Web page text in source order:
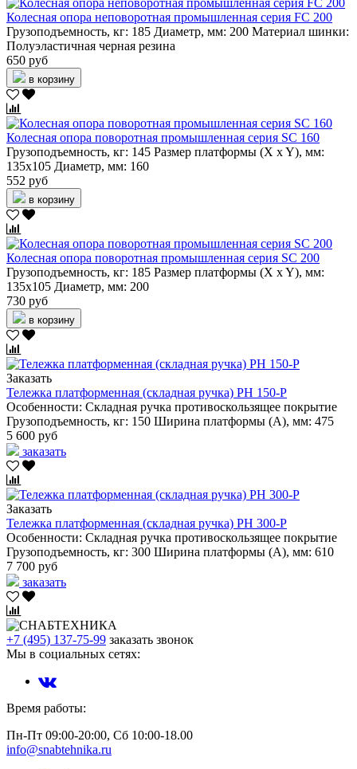
Колесная опора неповоротная промышленная серия FC 200
Грузоподъемность, кг: 185 Диаметр, мм: 200 Материал шинки:
Полуэластичная черная резина
650 руб
в корзину
Колесная опора поворотная промышленная серия SC 160
Грузоподъемность, кг: 145 Размер платформы (X x Y), мм:
135х105 Диаметр, мм: 160
552 руб
в корзину
Колесная опора поворотная промышленная серия SC 200
Грузоподъемность, кг: 185 Размер платформы (X x Y), мм:
135х105 Диаметр, мм: 200
730 руб
в корзину
Заказать
Тележка платформенная (складная ручка) PH 150-P
Особенности: Складная ручка противоскользящее покрытие
Грузоподъемность, кг: 150 Ширина платформы (А), мм: 475
5 600 руб
заказать
Заказать
Тележка платформенная (складная ручка) PH 300-P
Особенности: Складная ручка противоскользящее покрытие
Грузоподъемность, кг: 300 Ширина платформы (А), мм: 610
7 700 руб
заказать
+7 (495) 137-75-99 заказать звонок
Мы в социальных сетях:
Время работы:
Пн-Пт 09:00-20:00, Сб 10:00-18.00
info@snabtehnika.ru